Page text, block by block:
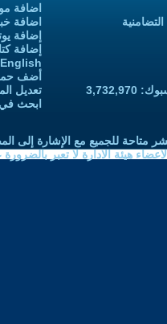
اضافة
اضافة
إضافة
إضافة
أضف
تعديل
ابحث في
متاحة للجميع مع الإشارة إلى
هيئة الادارة لا تعبر